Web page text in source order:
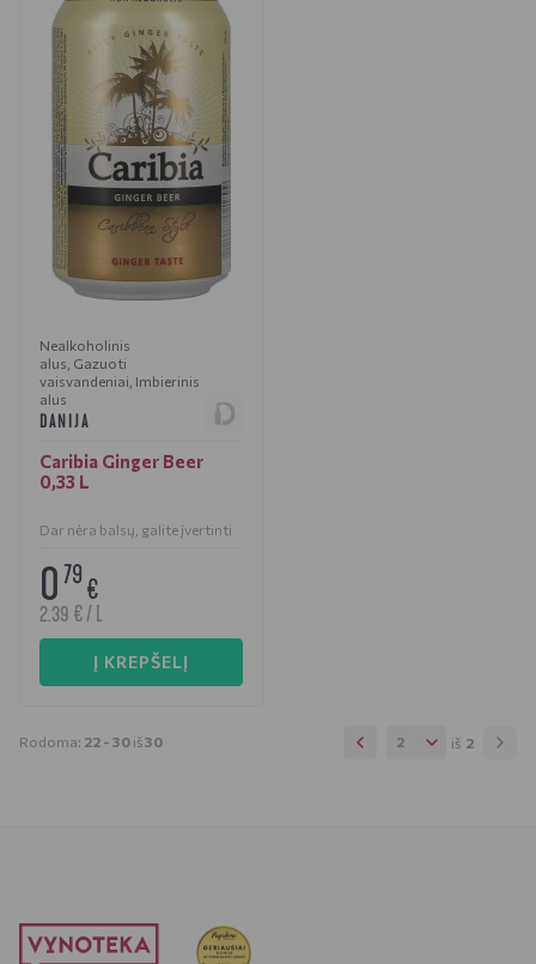
Nealkoholinis
alus Gazuoti
vaisvandeniai Imbierinis
alus
DANIJA
Caribia Ginger Beer
0,33 L
Dar nėra balsų, galite įvertinti
079€
2.39 € / L
Į KREPŠELĮ
Rodoma: 22 - 30 iš30 2 iš 2